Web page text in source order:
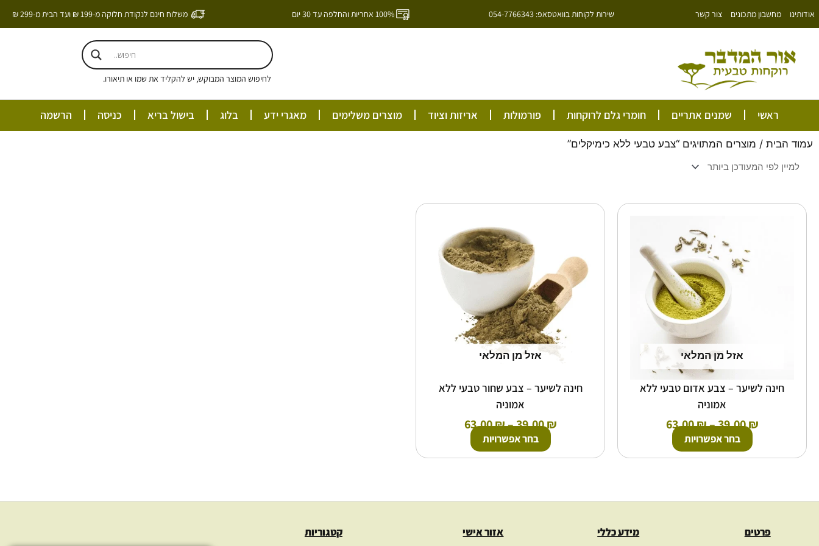
לתוכן
אודותינו מחשבון מתכונים צור קשר שירות לקוחות בוואטסאפ: 054-7766343 100% אחריות והחלפה עד 30 יום משלוח חינם לנקודת חלוקה מ-199 ₪ ועד הבית מ-299 ₪
לחיפוש המוצר המבוקש, יש להקליד את שמו או תיאורו.
ראשי שמנים אתריים חומרי גלם לרוקחות פורמולות אריזות וציוד מוצרים משלימים מאגרי ידע בלוג בישול בריא כניסה הרשמה
עמוד הבית / מוצרים המתויגים “צבע טבעי ללא כימיקלים”
אזל מן המלאי
חינה לשיער – צבע אדום טבעי ללא
אמוניה
39.00₪
–
63.00₪
עד
⁦63.00 ₪⁩
בחר אפשרויות
יש
מספר
סוגים.
ניתן
לבחור
את
האפשרויות
בעמוד
המוצר
אזל מן המלאי
חינה לשיער – צבע שחור טבעי ללא
אמוניה
39.00₪
–
63.00₪
מחירים:
עד
⁦63.00 ₪⁩
בחר אפשרויות
יש
מספר
סוגים.
ניתן
לבחור
את
האפשרויות
בעמוד
המוצר
פרטים מידע כללי אזור אישי קטגוריות